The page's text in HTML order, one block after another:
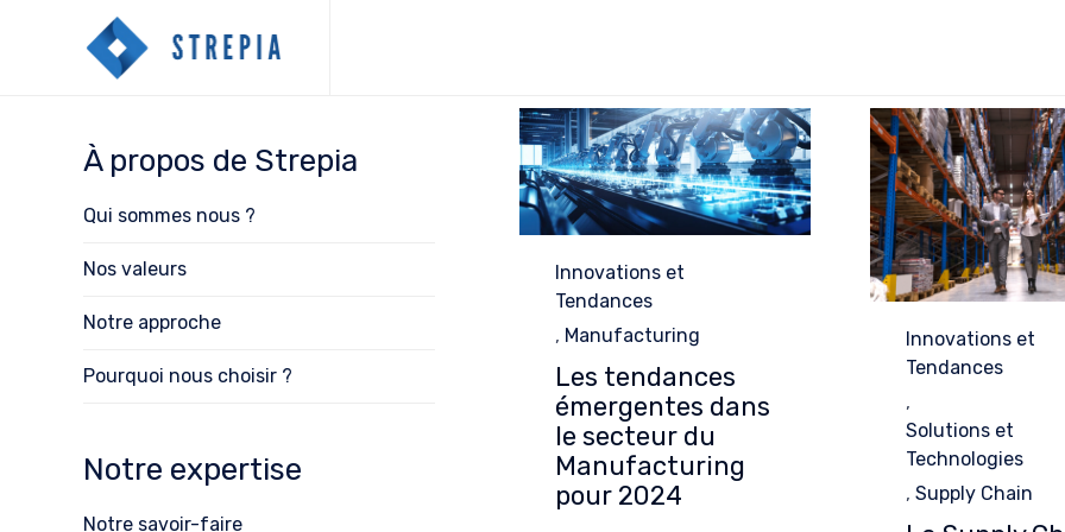
Category
Innovations et
Tendances
, Manufacturing
Les tendances
émergentes dans
le secteur du
Manufacturing
pour 2024
Category
Innovations et
Tendances
,
Solutions et
Technologies
,Supply Chain
À propos de Strepia
Qui sommes nous ?
Nos valeurs
Notre approche
Pourquoi nous choisir ?
Notre expertise
Notre savoir-faire